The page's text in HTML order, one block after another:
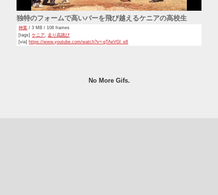
独特のフォームで高いバーを飛び越えるケニアの高校生
神業 / 3 MB / 108 frames
[tags]ケニア ,走り高跳び
[via] https://www.youtube.com/watch?v=-qTAeVGl_e8
No More Gifs.